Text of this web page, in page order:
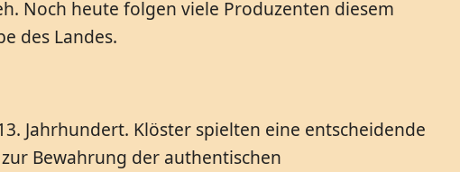
Noch heute folgen viele Produzenten diesem
des Landes.
Jahrhundert. Klöster spielten eine entscheidende
Bewahrung der authentischen